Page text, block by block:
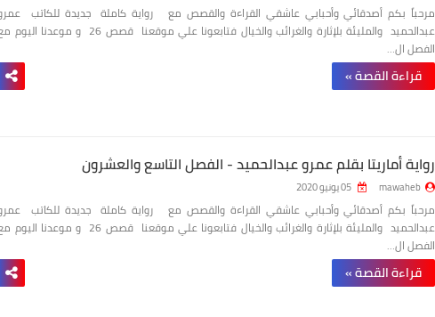
مرحباً بكم أصدقائي وأحبابي عاشقي القراءة والقصص مع رواية كاملة جديدة للكاتب
عبدالحميد والمليئة بلإثارة والغرائب والخيال فتابعونا علي موقعنا قصص 26 و موعدنا
الفصل ال…
قراءة القصة »
رواية أماريتا بقلم عمرو عبدالحميد - الفصل التاسع والعشرون
mawaheb
مرحباً بكم أصدقائي وأحبابي عاشقي القراءة والقصص مع رواية كاملة جديدة للكاتب
عبدالحميد والمليئة بلإثارة والغرائب والخيال فتابعونا علي موقعنا قصص 26 و موعدنا
الفصل ال…
قراءة القصة »